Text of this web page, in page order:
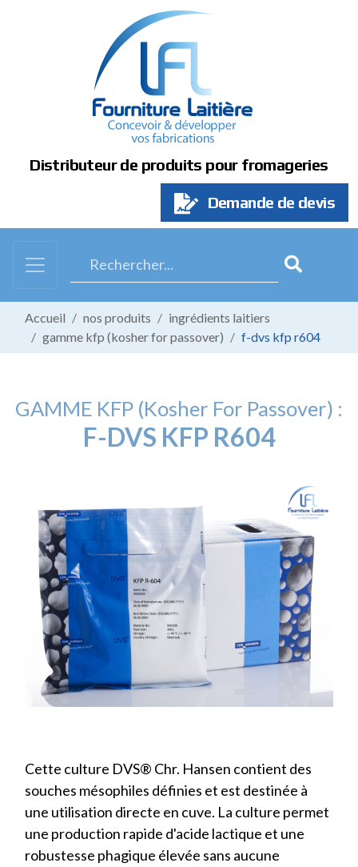
Distributeur de produits pour fromageries
Demande de devis
Accueil nos produits
ingrédients laitiers
gamme kfp (kosher for passover)
f-dvs kfp r604
GAMME KFP (Kosher For Passover) :
F-DVS KFP R604
Cette culture DVS® Chr. Hansen contient des
souches mésophiles définies et est destinée à
une utilisation directe en cuve. La culture permet
une production rapide d'acide lactique et une
robustesse phagique élevée sans aucune
Panneau de gestion des cookies